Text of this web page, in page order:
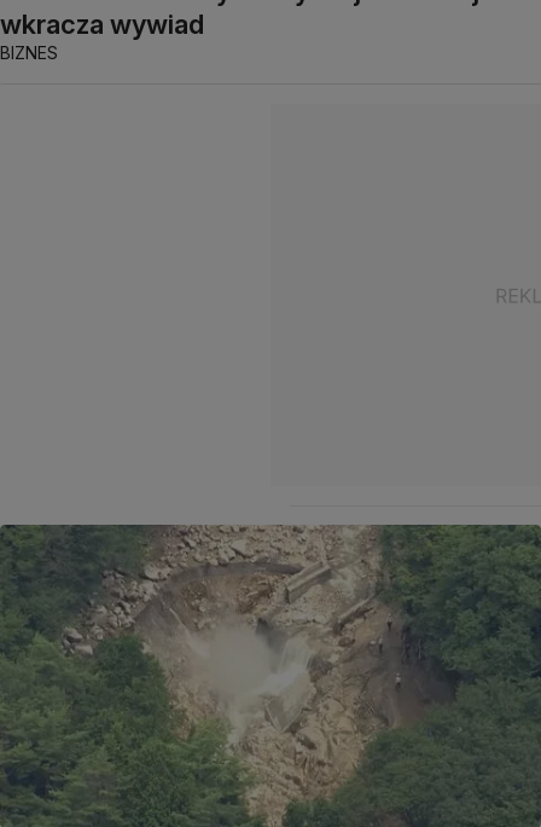
wkracza wywiad
BIZNES